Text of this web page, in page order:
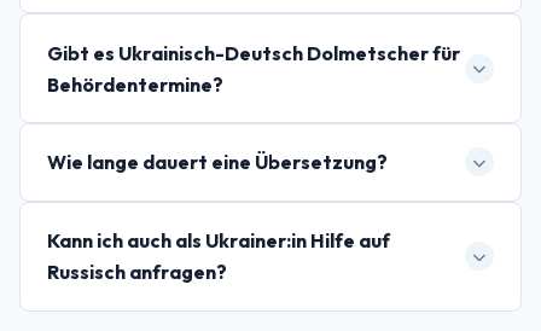
Gibt es Ukrainisch-Deutsch Dolmetscher für
Behördentermine?
Wie lange dauert eine Übersetzung?
Kann ich auch als Ukrainer:in Hilfe auf
Russisch anfragen?